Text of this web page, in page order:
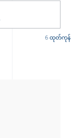
6 ထုတ်ကုန်